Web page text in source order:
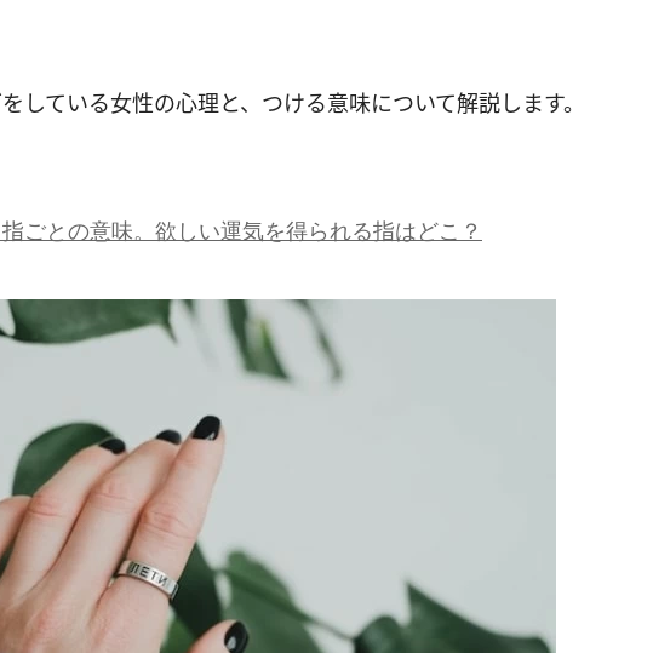
している女性の心理と、つける意味について解説します。
ごとの意味。欲しい運気を得られる指はどこ？